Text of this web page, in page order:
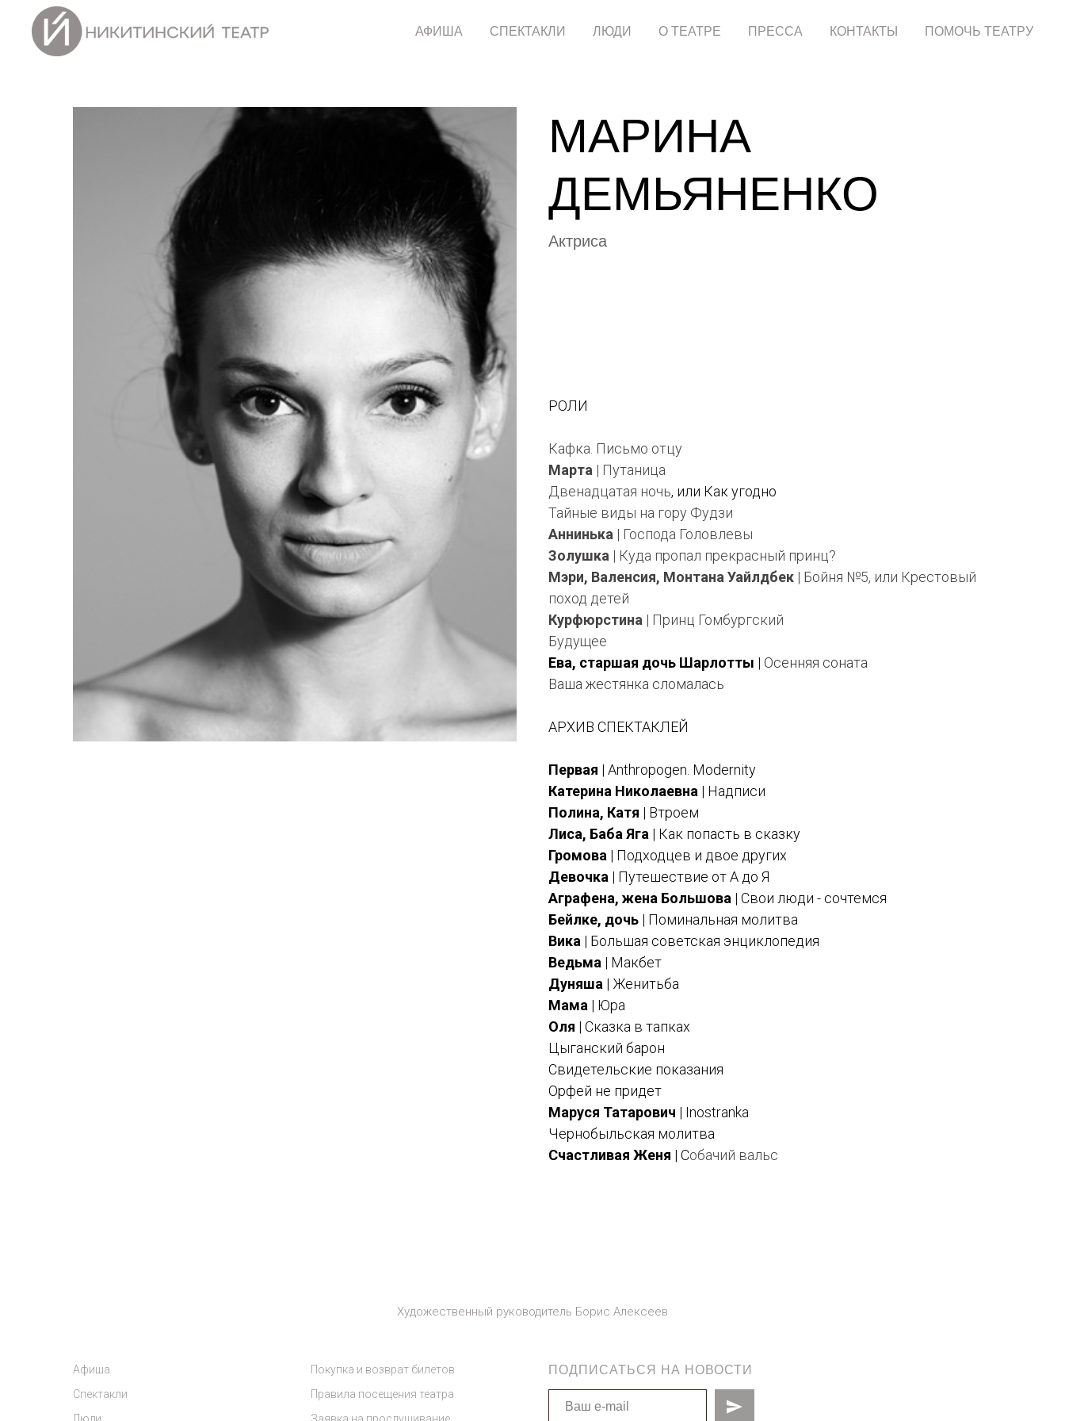
АФИША СПЕКТАКЛИ ЛЮДИ О ТЕАТРЕ ПРЕССА КОНТАКТЫ ПОМОЧЬ ТЕАТРУ
МАРИНА
ДЕМЬЯНЕНКО
Актриса
РОЛИ
Кафка. Письмо отцу
Марта | Путаница
Двенадцатая ночь, или Как угодно
Тайные виды на гору Фудзи
Аннинька | Господа Головлевы
Золушка | Куда пропал прекрасный принц?
Мэри, Валенсия, Монтана Уайлдбек | Бойня №5, или Крестовый
поход детей
Курфюрстина | Принц Гомбургский
Будущее
Ева, старшая дочь Шарлотты | Осенняя соната
Ваша жестянка сломалась
АРХИВ СПЕКТАКЛЕЙ
Первая | Anthropogen. Modernity
Катерина Николаевна | Надписи
Полина, Катя | Втроем
Лиса, Баба Яга | Как попасть в сказку
Громова | Подходцев и двое других
Девочка | Путешествие от А до Я
Аграфена, жена Большова | Свои люди - сочтемся
Бейлке, дочь | Поминальная молитва
Вика | Большая советская энциклопедия
Ведьма | Макбет
Дуняша | Женитьба
Мама | Юра
Оля | Сказка в тапках
Цыганский барон
Свидетельские показания
Орфей не придет
Маруся Татарович | Inostranka
Чернобыльская молитва
Счастливая Женя | Собачий вальс
Художественный руководитель Борис Алексеев
Афиша
Спектакли
Покупка и возврат билетов
Правила посещения театра
ПОДПИСАТЬСЯ НА НОВОСТИ